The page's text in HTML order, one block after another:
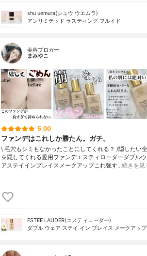
shu uemura(シュウ ウエムラ)
アンリミテッド ラスティング フルイド
美容ブロガー
まみやこ
5.00
ファンデはこれしか勝たん。ガチ。
\ 毛穴もシミもなかったことにしてくれる？ /⁡⁡隠したい
を隠してくれる愛用ファンデ⁡エスティローダーダブル
アステイインプレイスメークアップ⁡⁡これ強す…続きを見
ESTEE LAUDER(エスティローダー)
ダブル ウェア ステイ イン プレイス メークアップ